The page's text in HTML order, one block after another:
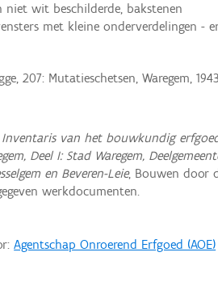
wit beschilderde, bakstenen
met kleine onderverdelingen -
207: Mutatieschetsen, Waregem,
Inventaris van het bouwkundig
Deel I: Stad Waregem,
en Beveren-Leie, Bouwen door
werkdocumenten.
Agentschap Onroerend Erfgoed (AOE)